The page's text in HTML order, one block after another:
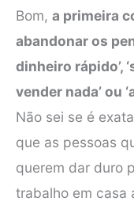
Bom, a primeira
abandonar os
dinheiro rápido’,
vender nada’ ou
Não sei se é
que as pessoas
querem dar duro
trabalho em casa